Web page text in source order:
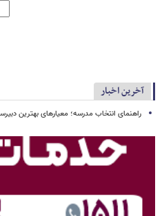
آخرین اخبار
راهنمای انتخاب مدرسه؛ معیارهای بهترین